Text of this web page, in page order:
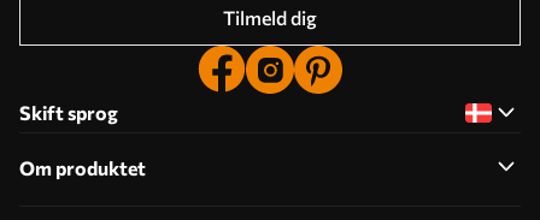
Tilmeld dig
Skift sprog
Om produktet